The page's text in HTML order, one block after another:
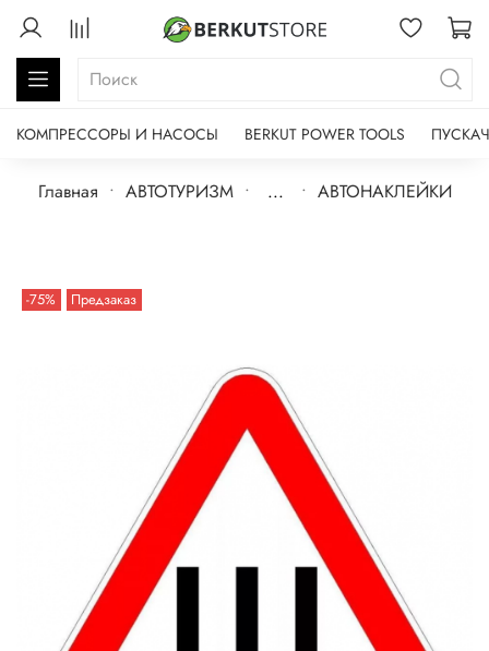
КОМПРЕССОРЫ И НАСОСЫ BERKUT POWER TOOLS
Главная АВТОТУРИЗМ ... АВТОНАКЛЕЙКИ
-75% Предзаказ